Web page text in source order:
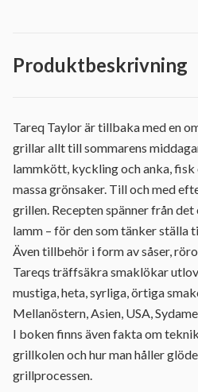
Produktbeskrivning
Tareq Taylor är tillbaka med en
grillar allt till sommarens
lammkött, kyckling och anka,
massa grönsaker. Till och med
grillen. Recepten spänner från
lamm – för den som tänker ställa
Även tillbehör i form av såser,
Tareqs träffsäkra smaklökar
mustiga, heta, syrliga, örtiga
Mellanöstern, Asien, USA,
I boken finns även fakta om
grillkolen och hur man håller
grillprocessen.